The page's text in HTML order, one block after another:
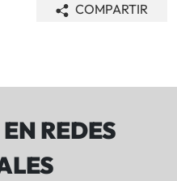
COMPARTIR
REDES